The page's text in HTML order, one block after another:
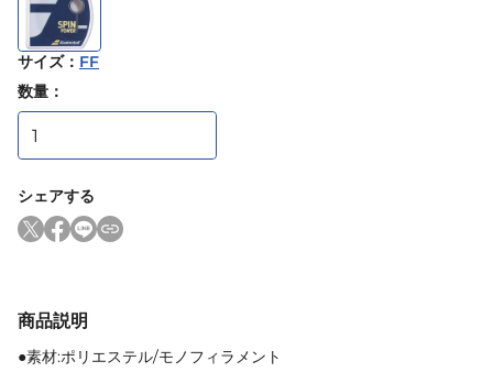
サイズ： FF
数量：
シェアする
商品説明
●素材:ポリエステル/モノフィラメント